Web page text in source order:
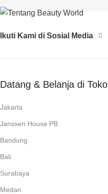
Ikuti Kami di Sosial Media
Datang & Belanja di Toko
Jakarta
Janssen House PB
Bandung
Bali
Surabaya
Medan